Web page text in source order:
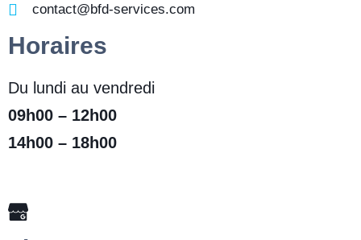
contact@bfd-services.com
Horaires
Du lundi au vendredi
09h00 – 12h00
14h00 – 18h00